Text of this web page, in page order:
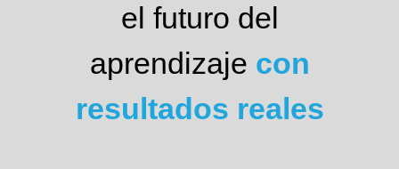
el futuro del
aprendizaje con
resultados reales